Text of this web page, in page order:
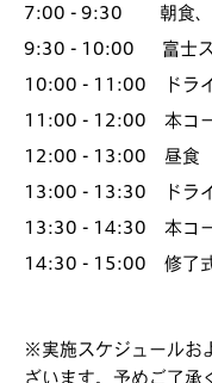
7:00 - 9:30 朝食、
9:30 - 10:00 富士ス
10:00 - 11:00 ドライ
11:00 - 12:00 本コ
12:00 - 13:00 昼食
13:00 - 13:30 ドライ
13:30 - 14:30 本コ
14:30 - 15:00 修了
※実施スケジュールお
ざいます。予めご了承